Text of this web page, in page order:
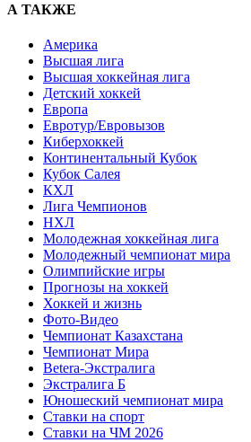
А ТАКЖЕ
Америка
Высшая лига
Высшая хоккейная лига
Детский хоккей
Европа
Евротур/Евровызов
Киберхоккей
Континентальный Кубок
Кубок Салея
КХЛ
Лига Чемпионов
НХЛ
Молодежная хоккейная лига
Молодежный чемпионат мира
Олимпийские игры
Прогнозы на хоккей
Хоккей и жизнь
Фото-Видео
Чемпионат Казахстана
Чемпионат Мира
Betera-Экстралига
Экстралига Б
Юношеский чемпионат мира
Ставки на спорт
Ставки на ЧМ 2026